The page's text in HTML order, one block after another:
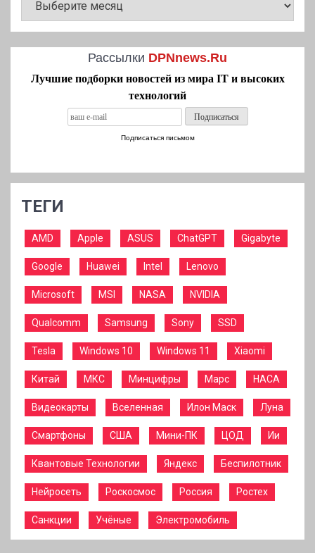
НОВОСТЕЙ
Рассылки DPNnews.Ru
Лучшие подборки новостей из мира IT и высоких
технологий
Подписаться письмом
ТЕГИ
AMD Apple ASUS ChatGPT Gigabyte
Google Huawei Intel Lenovo
Microsoft MSI NASA NVIDIA
Qualcomm Samsung Sony SSD
Tesla Windows 10 Windows 11 Xiaomi
Китай МКС Минцифры Марс НАСА
Видеокарты Вселенная Илон Маск Луна
Смартфоны США Мини-ПК ЦОД Ии
Квантовые Технологии Яндекс Беспилотник
Нейросеть Роскосмос Россия Ростех
Санкции Учёные Электромобиль